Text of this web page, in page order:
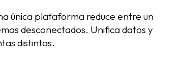
única plataforma reduce entre un
desconectados. Unifica datos y
distintas.